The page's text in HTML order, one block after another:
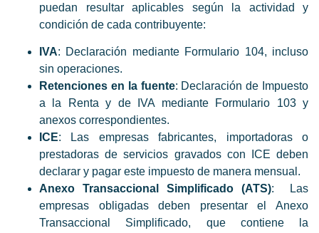
puedan resultar aplicables según la actividad y
condición de cada contribuyente:
IVA: Declaración mediante Formulario 104, incluso
sin operaciones.
Retenciones en la fuente: Declaración de Impuesto
a la Renta y de IVA mediante Formulario 103 y
anexos correspondientes.
ICE: Las empresas fabricantes, importadoras o
prestadoras de servicios gravados con ICE deben
declarar y pagar este impuesto de manera mensual.
Anexo Transaccional Simplificado (ATS): Las
empresas obligadas deben presentar el Anexo
Transaccional Simplificado, que contiene la